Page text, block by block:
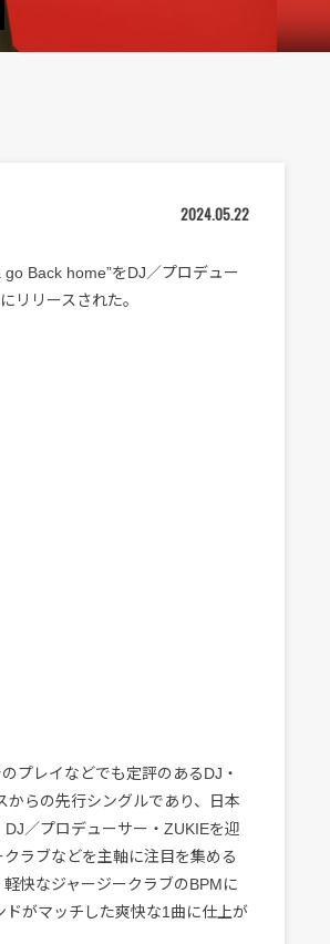
2024.05.22
Back home”をDJ／プロデュー
リリースされた。
プレイなどでも定評のあるDJ・
らの先行シングルであり、日本
／プロデューサー・ZUKIEを迎
ラブなどを主軸に注目を集める
快なジャージークラブのBPMに
がマッチした爽快な1曲に仕上が